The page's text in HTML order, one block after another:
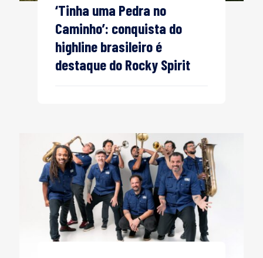
‘Tinha uma Pedra no
Caminho’: conquista do
highline brasileiro é
destaque do Rocky Spirit